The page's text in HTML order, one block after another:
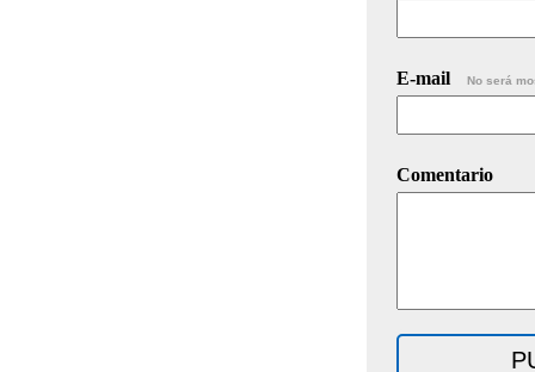
E-mail No será
Comentario